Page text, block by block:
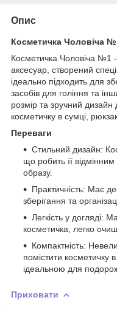
Опис
Косметичка Чоловіча
Косметичка Чоловіча №1
аксесуар, створений
ідеально підходить для
засобів для гоління та
розмір та зручний
косметичку в сумці,
Переваги
Стильний дизайн:
що робить її
образу.
Практичність: Має
зберігання та
Легкість у догляді:
косметичка, легко
Компактність:
помістити косметичку
ідеальною для
Приховати